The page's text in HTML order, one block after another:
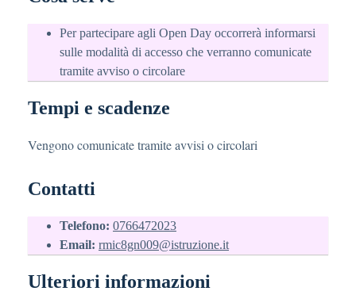
Per partecipare agli Open Day occorrerà informarsi
sulle modalità di accesso che verranno comunicate
tramite avviso o circolare
Tempi e scadenze
Vengono comunicate tramite avvisi o circolari
Contatti
Telefono: 0766472023
Email: rmic8gn009@istruzione.it
Ulteriori informazioni